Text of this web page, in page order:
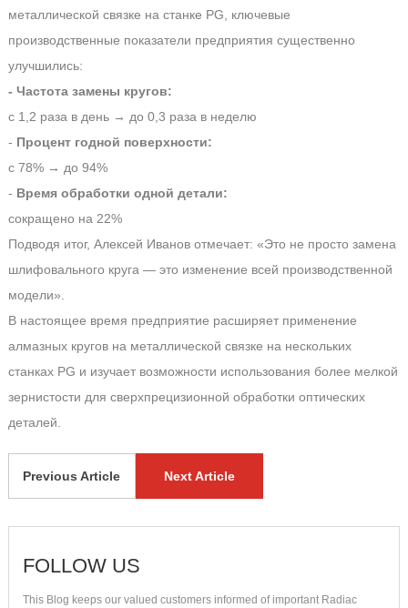
металлической связке на станке PG, ключевые
производственные показатели предприятия существенно
улучшились:
- Частота замены кругов:
с 1,2 раза в день → до 0,3 раза в неделю
- Процент годной поверхности:
с 78% → до 94%
- Время обработки одной детали:
сокращено на 22%
Подводя итог, Алексей Иванов отмечает: «Это не просто замена
шлифовального круга — это изменение всей производственной
модели».
В настоящее время предприятие расширяет применение
алмазных кругов на металлической связке на нескольких
станках PG и изучает возможности использования более мелкой
зернистости для сверхпрецизионной обработки оптических
деталей.
Previous Article Next Article
FOLLOW US
This Blog keeps our valued customers informed of important Radiac